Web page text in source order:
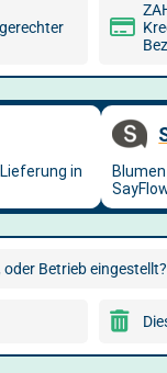
Betrieb eingestellt?